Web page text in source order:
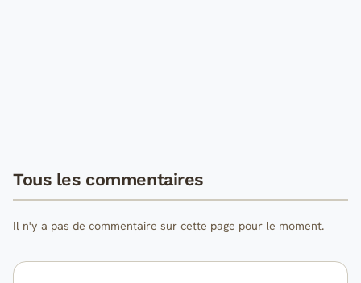
Tous les commentaires
Il n'y a pas de commentaire sur cette page pour le moment.